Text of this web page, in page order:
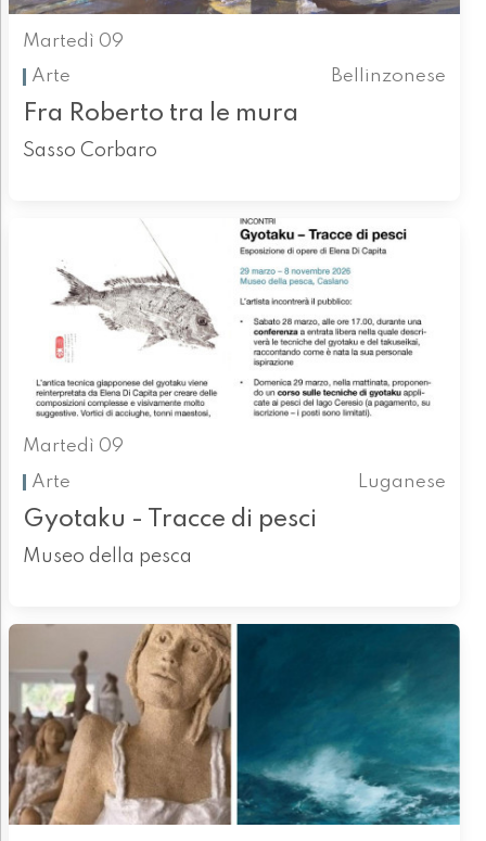
Martedì 09
Arte
Bellinzonese
Fra Roberto tra le mura
Sasso Corbaro
Martedì 09
Arte
Luganese
Gyotaku - Tracce di pesci
Museo della pesca